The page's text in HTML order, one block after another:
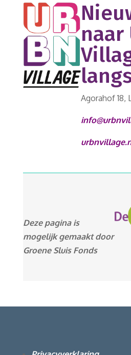
naar
Agorahof 18,
Deze pagina is
mogelijk gemaakt door
Groene Sluis Fonds